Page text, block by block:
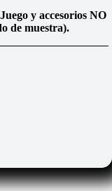
y accesorios NO
de muestra).